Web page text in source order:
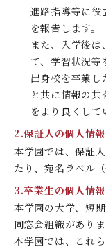
進路指導等に役
を報告します。
また、入学後
て、学習状況等
出身校を卒業し
と共に情報の
をより良くして
2.保証人の個人情報
本学園では、保証
たり、宛名ラベル
3.卒業生の個人情報
本学園の大学、短
同窓会組織がありま
本学園では、これ